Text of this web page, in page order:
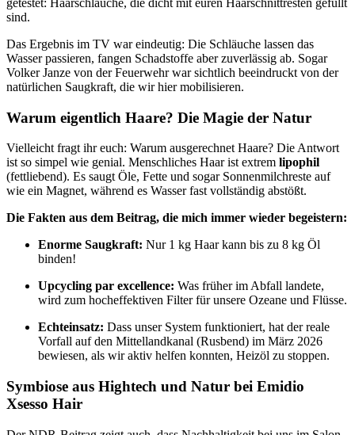
sind.
Das Ergebnis im TV war eindeutig: Die Schläuche lassen das
Wasser passieren, fangen Schadstoffe aber zuverlässig ab. Sogar
Volker Janze von der Feuerwehr war sichtlich beeindruckt von der
natürlichen Saugkraft, die wir hier mobilisieren.
Warum eigentlich Haare? Die Magie der Natur
Vielleicht fragt ihr euch: Warum ausgerechnet Haare? Die Antwort
ist so simpel wie genial. Menschliches Haar ist extrem lipophil
(fettliebend). Es saugt Öle, Fette und sogar Sonnenmilchreste auf
wie ein Magnet, während es Wasser fast vollständig abstößt.
Die Fakten aus dem Beitrag, die mich immer wieder begeistern:
Enorme Saugkraft: Nur 1 kg Haar kann bis zu 8 kg Öl
binden!
Upcycling par excellence: Was früher im Abfall landete,
wird zum hocheffektiven Filter für unsere Ozeane und Flüsse.
Echteinsatz: Dass unser System funktioniert, hat der reale
Vorfall auf den Mittellandkanal (Rusbend) im März 2026
bewiesen, als wir aktiv helfen konnten, Heizöl zu stoppen.
Symbiose aus Hightech und Natur bei Emidio
Xsesso Hair